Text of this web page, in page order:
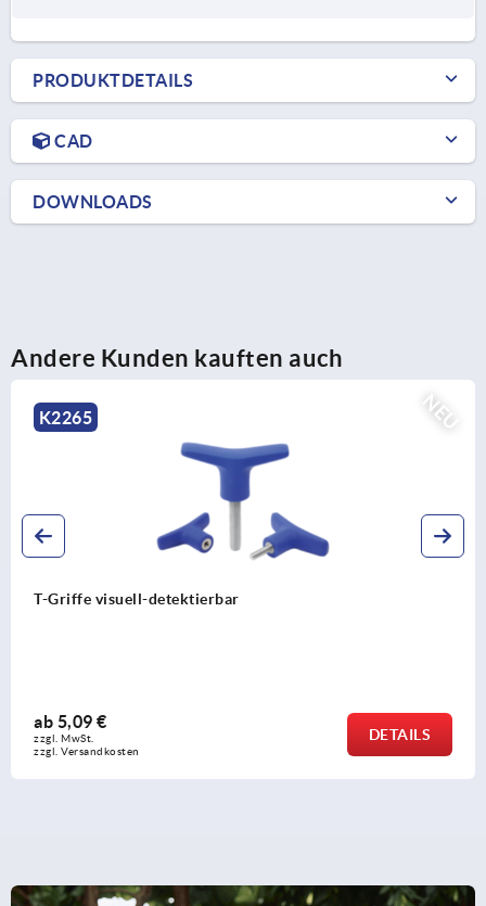
PRODUKTDETAILS
CAD
DOWNLOADS
Andere Kunden kauften auch
NEU
K2267
T-Griffe antibakteriell
ab2,68 €
zzgl. MwSt.
zzgl. Versandkosten
DETAILS